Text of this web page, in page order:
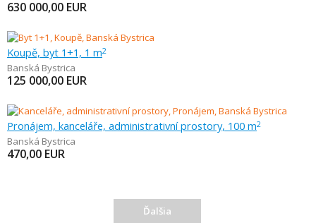
630 000,00 EUR
Koupě, byt 1+1, 1 m2
Banská Bystrica
125 000,00 EUR
Pronájem, kanceláře, administrativní prostory, 100 m2
Banská Bystrica
470,00 EUR
Ďalšia